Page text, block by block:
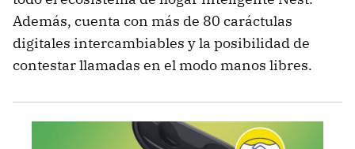
Además, cuenta con más de 80 caráctulas
digitales intercambiables y la posibilidad de
contestar llamadas en el modo manos libres.